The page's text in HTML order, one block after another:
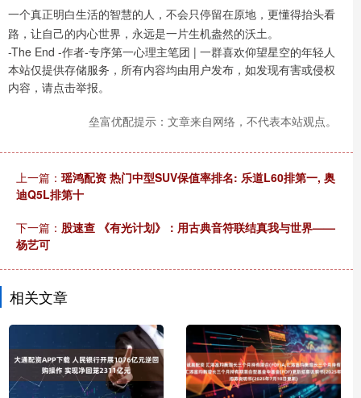
一个真正明白生活的智慧的人，不会只停留在原地，更懂得抬头看
路，让自己的内心世界，永远是一片生机盎然的沃土。
-The End -作者-专序第一心理主笔团 | 一群喜欢仰望星空的年轻人
本站仅提供存储服务，所有内容均由用户发布，如发现有害或侵权
内容，请点击举报。
垒富优配提示：文章来自网络，不代表本站观点。
上一篇： 瑶鸿配资 热门中型SUV保值率排名: 乐道L60排第一, 奥
迪Q5L排第十
下一篇： 股速查 《有光计划》：用古典音符联结真我与世界——
杨艺可
相关文章